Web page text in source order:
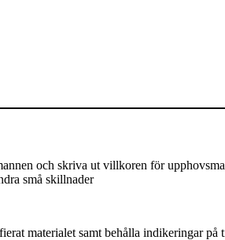
och skriva ut villkoren för
små skillnader
materialet samt behålla indikeringar